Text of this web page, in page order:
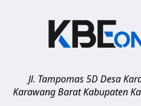
Jl. Tampomas 5D Desa
Karawang Barat Kabupaten